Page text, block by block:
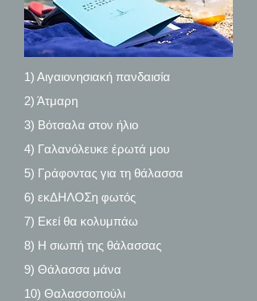
1) Αιγαιονησιακή πανδαισία
2) Άτμαρη
3) Βότσαλα στον ήλιο
4) Γαλανόλευκε έρωτά μου
5) Γράφοντας για τη θάλασσα
6) εκΔΗΛΟΣη φωτός
7) Εκεί θα κολυμπάω
8) Η σιωπή της θάλασσας
9) Θάλασσα μάνα
10) Θαλασσοπούλι